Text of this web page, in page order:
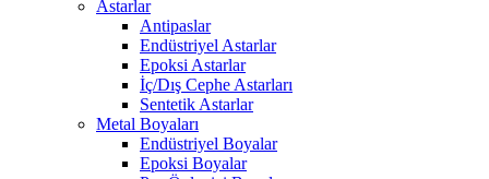
Astarlar
Antipaslar
Endüstriyel Astarlar
Epoksi Astarlar
İç/Dış Cephe Astarları
Sentetik Astarlar
Metal Boyaları
Endüstriyel Boyalar
Epoksi Boyalar